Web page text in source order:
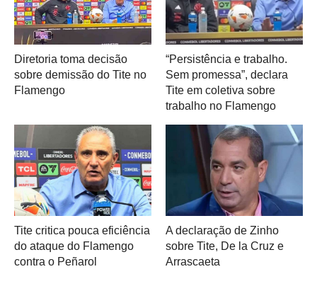
Diretoria toma decisão
sobre demissão do Tite no
Flamengo
“Persistência e trabalho.
Sem promessa”, declara
Tite em coletiva sobre
trabalho no Flamengo
Tite critica pouca eficiência
do ataque do Flamengo
contra o Peñarol
A declaração de Zinho
sobre Tite, De la Cruz e
Arrascaeta